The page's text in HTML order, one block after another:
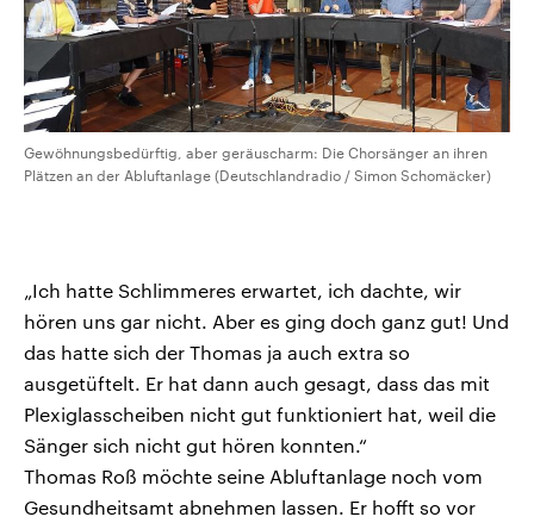
Gewöhnungsbedürftig, aber geräuscharm: Die Chorsänger an ihren
Plätzen an der Abluftanlage (Deutschlandradio / Simon Schomäcker)
„Ich hatte Schlimmeres erwartet, ich dachte, wir
hören uns gar nicht. Aber es ging doch ganz gut! Und
das hatte sich der Thomas ja auch extra so
ausgetüftelt. Er hat dann auch gesagt, dass das mit
Plexiglasscheiben nicht gut funktioniert hat, weil die
Sänger sich nicht gut hören konnten.“
Thomas Roß möchte seine Abluftanlage noch vom
Gesundheitsamt abnehmen lassen. Er hofft so vor